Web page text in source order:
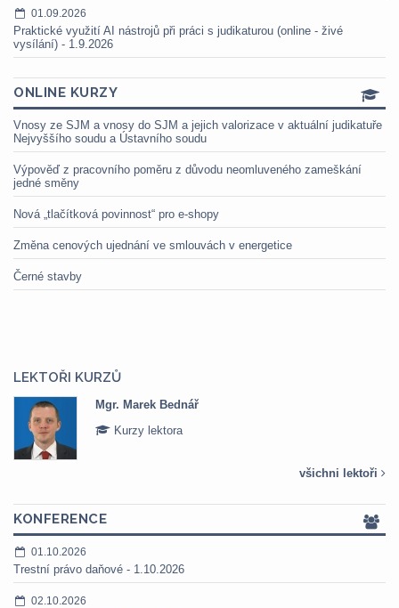
01.09.2026
Praktické využití AI nástrojů při práci s judikaturou (online - živé
vysílání) - 1.9.2026
ONLINE KURZY
Vnosy ze SJM a vnosy do SJM a jejich valorizace v aktuální judikatuře
Nejvyššího soudu a Ústavního soudu
Výpověď z pracovního poměru z důvodu neomluveného zameškání
jedné směny
Nová „tlačítková povinnost“ pro e-shopy
Změna cenových ujednání ve smlouvách v energetice
Černé stavby
LEKTOŘI KURZŮ
Mgr. Veronika Pázmányová
všichni lektoři
KONFERENCE
01.10.2026
Trestní právo daňové - 1.10.2026
02.10.2026